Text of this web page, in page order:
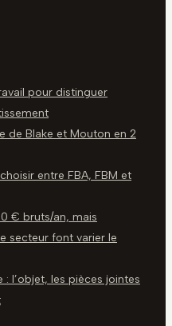
pour distinguer
de Blake et Mouton en 2
entre FBA, FBM et
€ bruts/an, mais
secteur font varier le
l’objet, les pièces jointes